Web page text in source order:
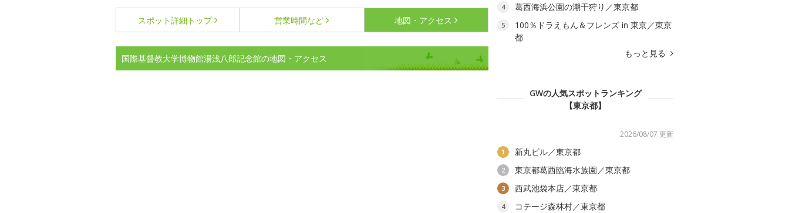
スポット詳細 トップ 営業時間など 地図・アクセス
国際基督教大学博物館湯浅八郎記念館の地図・アクセス
4 葛西海浜公園の潮干狩り／東京都
5
100％ドラえもん＆フレンズ in 東京／東京
都
もっと見る
GWの人気スポットランキング
【東京都】
2026/08/07 更新
1 新丸ビル／東京都
2 東京都葛西臨海水族園／東京都
3 西武池袋本店／東京都
4 コテージ森林村／東京都